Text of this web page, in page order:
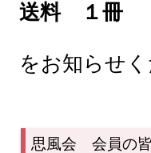
送料 １冊
をお知らせ
思風会 会員の